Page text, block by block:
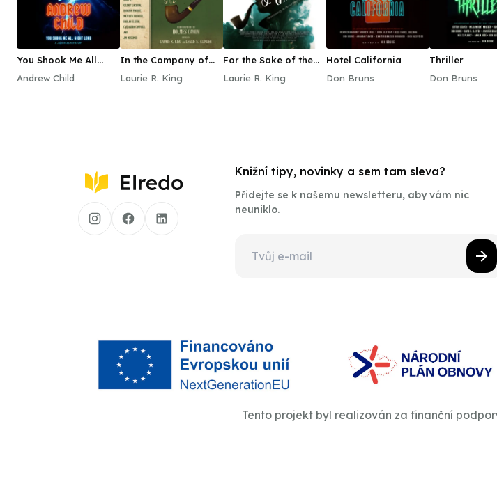
You Shook Me All
Andrew Child
In the Company of
Laurie R. King
For the Sake of the
Laurie R. King
Hotel California
Don Bruns
Thriller
Don Bruns
Knižní tipy, novinky a sem tam sleva?
Přidejte se k našemu newsletteru, aby vám nic
neuniklo.
Tento projekt byl realizován za finanční